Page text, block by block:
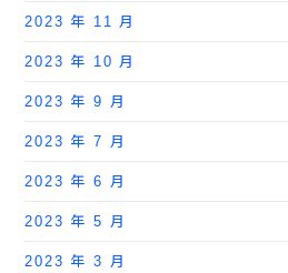
2023 年 11 月
2023 年 10 月
2023 年 9 月
2023 年 7 月
2023 年 6 月
2023 年 5 月
2023 年 3 月